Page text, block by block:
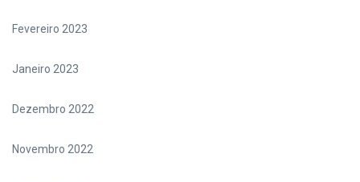
Fevereiro 2023
Janeiro 2023
Dezembro 2022
Novembro 2022